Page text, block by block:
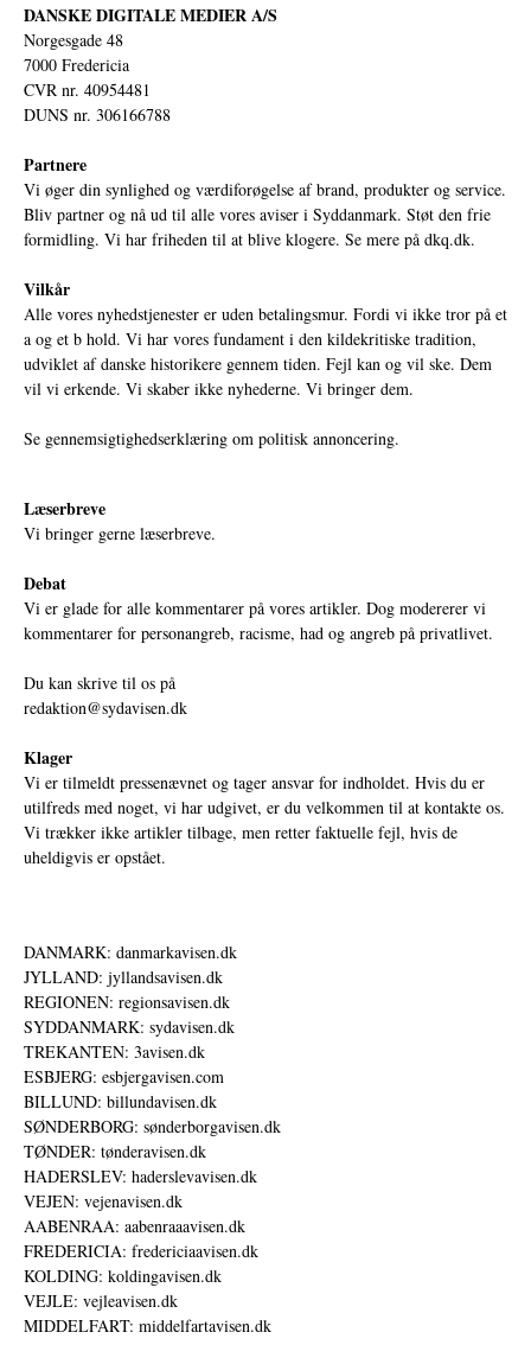
DANSKE DIGITALE MEDIER A/S
Norgesgade 48
7000 Fredericia
CVR nr. 40954481
DUNS nr. 306166788
Partnere
Vi øger din synlighed og værdiforøgelse af brand, produkter og service.
Bliv partner og nå ud til alle vores aviser i Syddanmark. Støt den frie
formidling. Vi har friheden til at blive klogere. Se mere på dkq.dk.
Vilkår
Alle vores nyhedstjenester er uden betalingsmur. Fordi vi ikke tror på et
a og et b hold. Vi har vores fundament i den kildekritiske tradition,
udviklet af danske historikere gennem tiden. Fejl kan og vil ske. Dem
vil vi erkende. Vi skaber ikke nyhederne. Vi bringer dem.
Se gennemsigtighedserklæring om politisk annoncering.
Læserbreve
Vi bringer gerne læserbreve.
Debat
Vi er glade for alle kommentarer på vores artikler. Dog modererer vi
kommentarer for personangreb, racisme, had og angreb på privatlivet.
Du kan skrive til os på
redaktion@sydavisen.dk
Klager
Vi er tilmeldt pressenævnet og tager ansvar for indholdet. Hvis du er
utilfreds med noget, vi har udgivet, er du velkommen til at kontakte os.
Vi trækker ikke artikler tilbage, men retter faktuelle fejl, hvis de
uheldigvis er opstået.
DANMARK: danmarkavisen.dk
JYLLAND: jyllandsavisen.dk
REGIONEN: regionsavisen.dk
SYDDANMARK: sydavisen.dk
TREKANTEN: 3avisen.dk
ESBJERG: esbjergavisen.com
BILLUND: billundavisen.dk
SØNDERBORG: sønderborgavisen.dk
TØNDER: tønderavisen.dk
HADERSLEV: haderslevavisen.dk
VEJEN: vejenavisen.dk
AABENRAA: aabenraaavisen.dk
FREDERICIA: fredericiaavisen.dk
KOLDING: koldingavisen.dk
VEJLE: vejleavisen.dk
MIDDELFART: middelfartavisen.dk